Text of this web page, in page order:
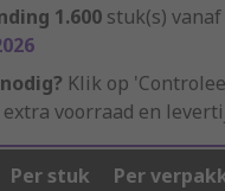
1.600 stuk(s) vanaf
Klik op
voorraad en
Per stuk Per